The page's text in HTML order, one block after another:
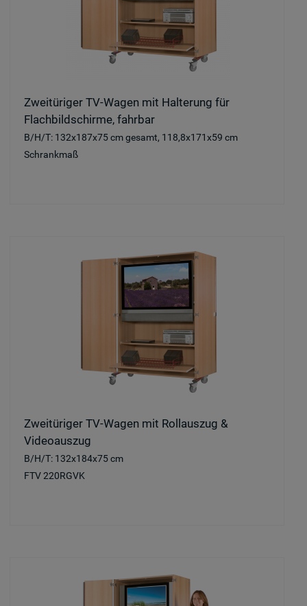
Zweitüriger TV-Wagen mit Halterung für
Flachbildschirme, fahrbar
B/H/T: 132x187x75 cm gesamt, 118,8x171x59 cm
Schrankmaß
Zweitüriger TV-Wagen mit Rollauszug &
Videoauszug
B/H/T: 132x184x75 cm
FTV 220RGVK